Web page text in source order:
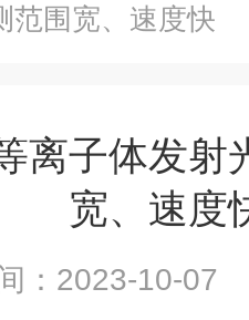
范围宽、速度快
离子体发射
宽、速度
间：2023-10-